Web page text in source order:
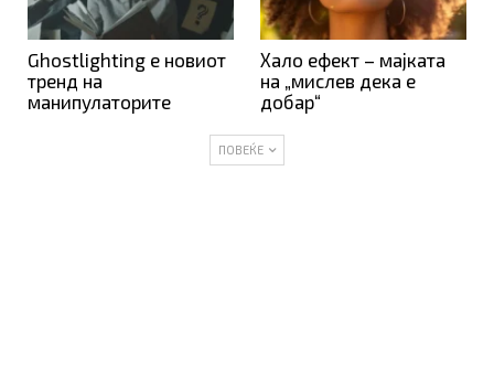
Ghostlighting е новиот
тренд на
манипулаторите
Хало ефект – мајката
на „мислев дека е
добар“
ПОВЕЌЕ